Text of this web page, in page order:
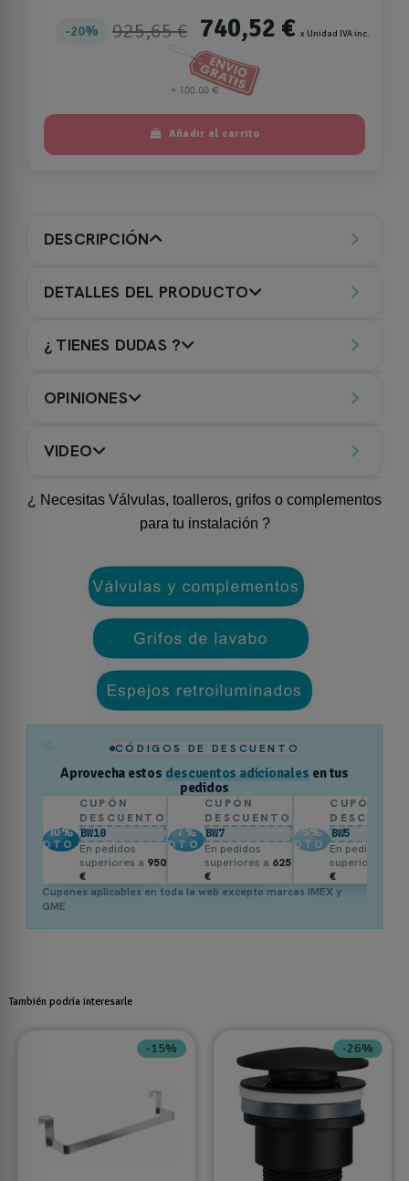
20% 925,65 € 740,52 € x Unidad IVA inc.
Añadir al carrito
DESCRIPCIÓN
DETALLES DEL PRODUCTO
¿ TIENES DUDAS ?
OPINIONES
VIDEO
¿ Necesitas Válvulas, toalleros, grifos o complementos
para tu instalación ?
CÓDIGOS DE DESCUENTO
Aprovecha estos descuentos adicionales en tus
pedidos
10%
DTO.
CUPÓN
DESCUENTO
BW10
En pedidos
superiores a 950
€
7%
DTO.
CUPÓN
DESCUENTO
BW7
En pedidos
superiores a 625
€
5%
DTO.
CUPÓN
BW5
En pedidos
superiores a
€
Cupones aplicables en toda la web excepto marcas IMEX y
GME
También podría interesarle
-15% -26%